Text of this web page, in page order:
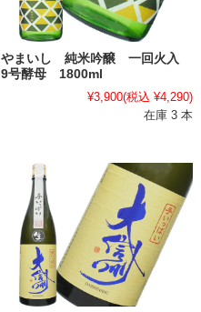
やまいし 純米吟醸 一回火入
9号酵母 1800ml
¥3,900(税込 ¥4,290)
在庫 3 本